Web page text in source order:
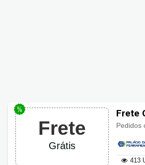
Frete
Grátis
Frete
Pedidos
413